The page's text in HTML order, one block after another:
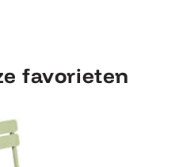
favorieten